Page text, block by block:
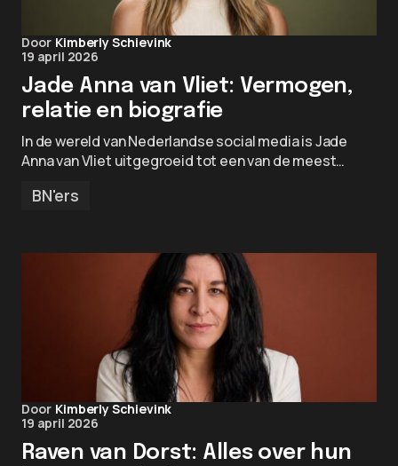
Door Kimberly Schievink
19 april 2026
Jade Anna van Vliet: Vermogen,
relatie en biografie
In de wereld van Nederlandse social media is Jade
Anna van Vliet uitgegroeid tot een van de meest…
BN'ers
Door Kimberly Schievink
19 april 2026
Raven van Dorst: Alles over hun